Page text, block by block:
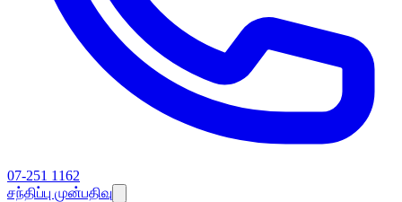
07-251 1162
சந்திப்பு முன்பதிவு